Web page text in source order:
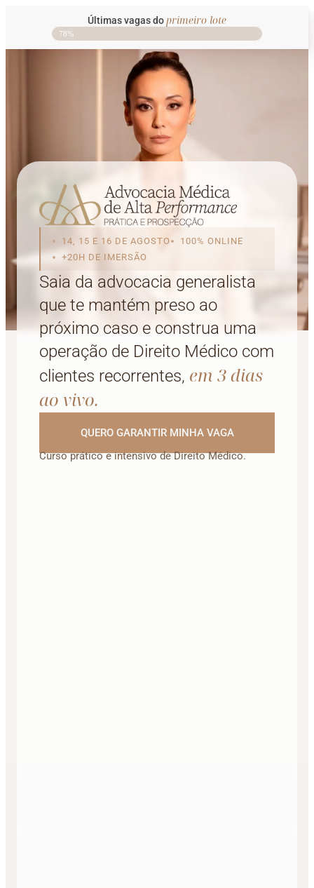
Últimas vagas doprimeiro lote
78%
14, 15 E 16 DE AGOSTO
100% ONLINE
+20H DE IMERSÃO
Saia da advocacia generalista
que te mantém preso ao
próximo caso e construa uma
operação de Direito Médico com
clientes recorrentes, em 3 dias
ao vivo.
QUERO GARANTIR MINHA VAGA
Curso prático e intensivo de Direito Médico.